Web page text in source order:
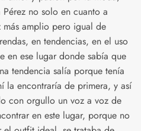
no solo en cuanto a
amplio pero igual de
en tendencias, en el uso
en ese lugar donde sabía que
tendencia salía porque tenía
la encontraría de primera, y así
con orgullo un voz a voz de
en este lugar, porque no